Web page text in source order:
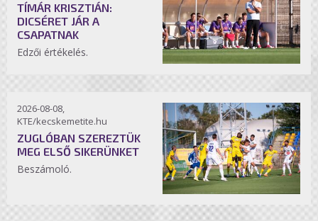
TÍMÁR KRISZTIÁN:
DICSÉRET JÁR A
CSAPATNAK
Edzői értékelés.
2026-08-08,
KTE/kecskemetite.hu
ZUGLÓBAN SZEREZTÜK
MEG ELSŐ SIKERÜNKET
Beszámoló.